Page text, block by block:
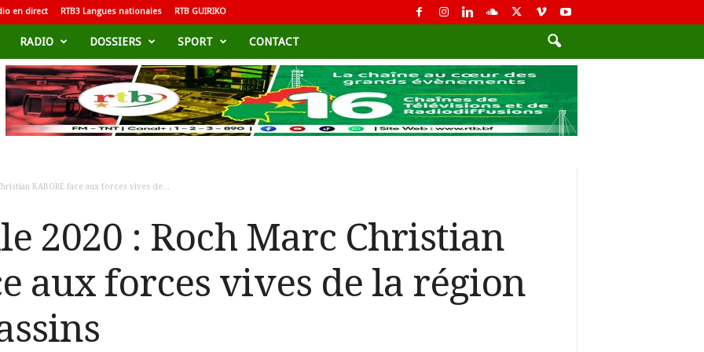
en direct RTB3 Langues nationales RTB GUIRIKO
RADIO DOSSIERS SPORT CONTACT
KABORÉ face aux forces vives de...
2020 : Roch Marc Christian
aux forces vives de la région